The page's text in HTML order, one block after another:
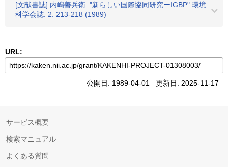
[文献書誌] 内嶋善兵衛: "新らしい国際協同研究ーIGBP" 環境
科学会誌. 2. 213-218 (1989)
URL:
公開日: 1989-04-01 更新日: 2025-11-17
サービス概要
検索マニュアル
よくある質問